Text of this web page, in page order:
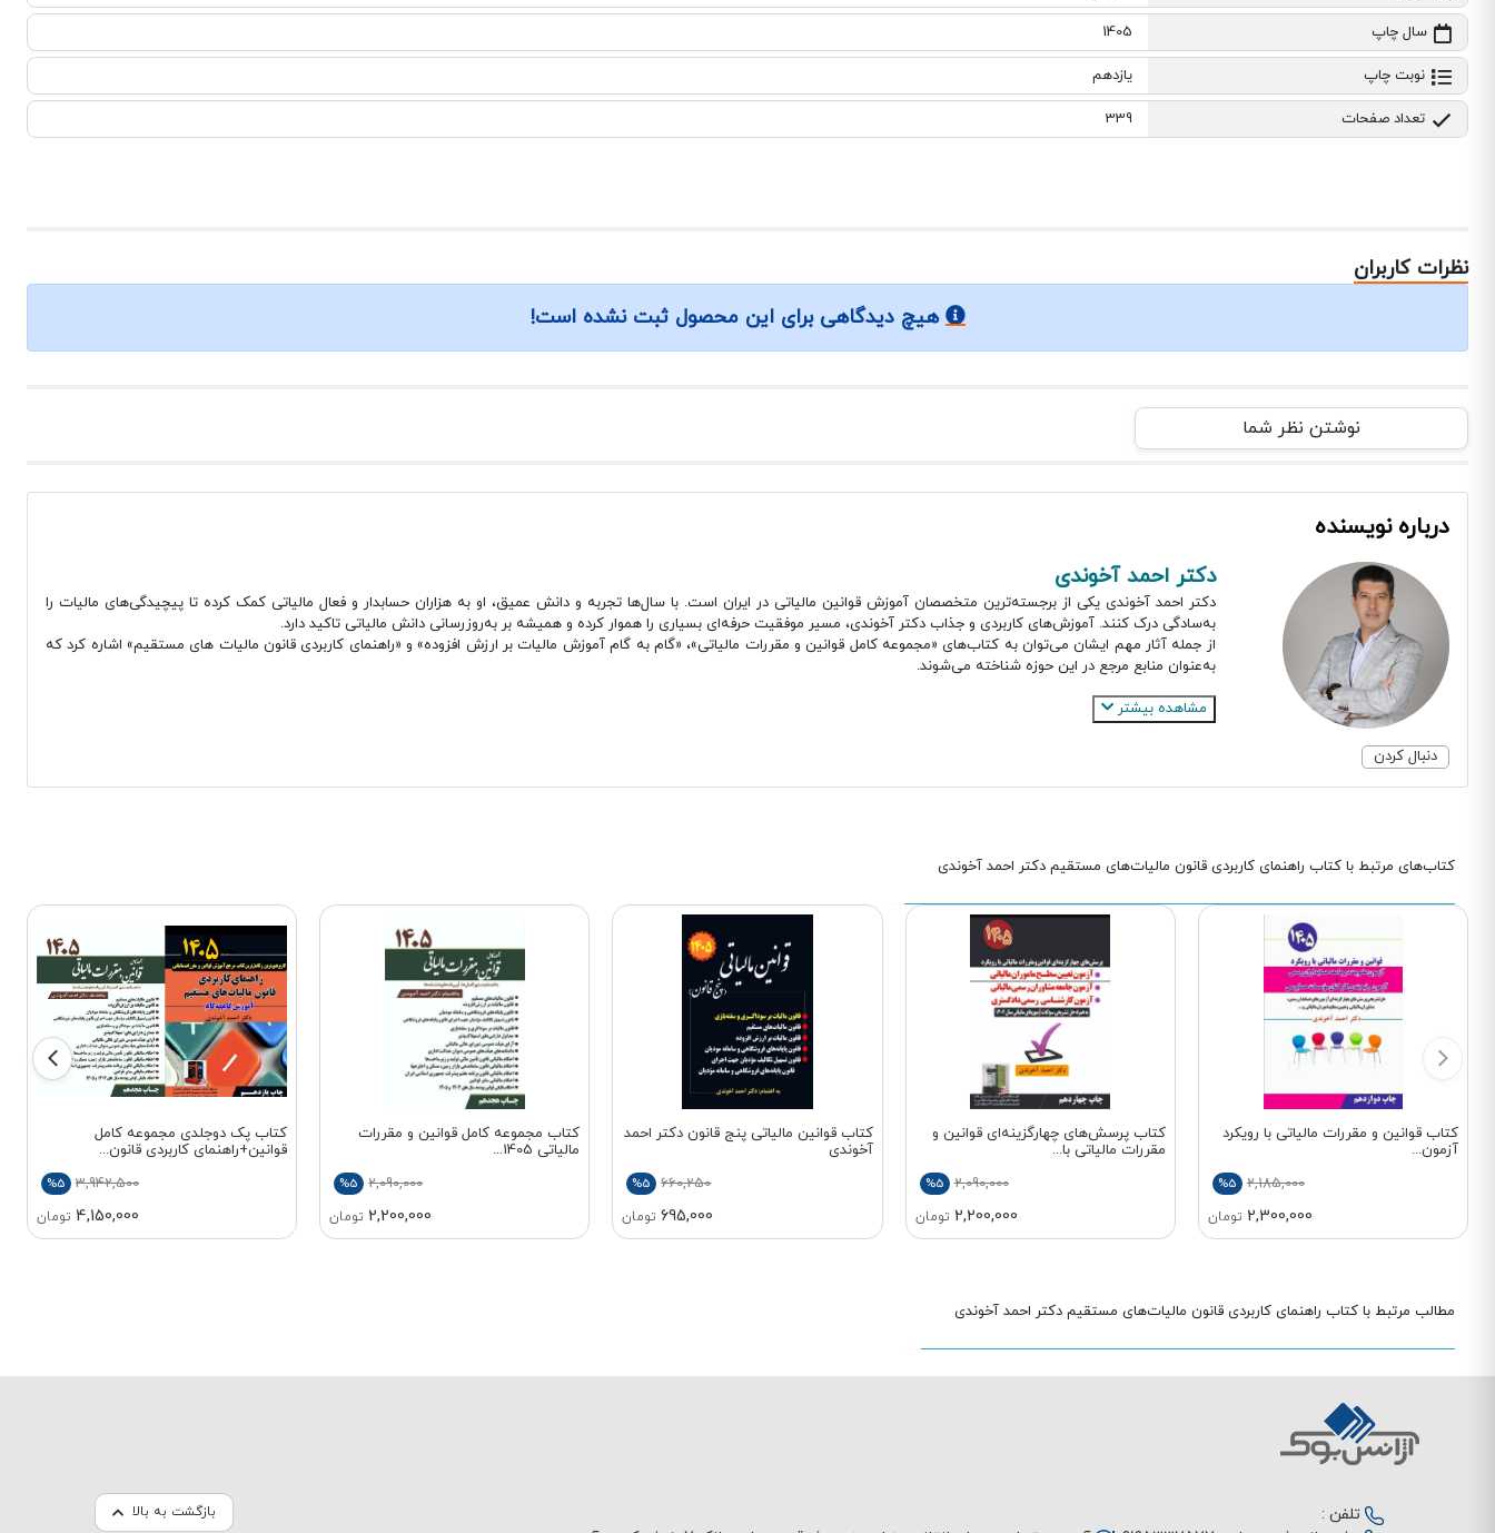
سال چاپ 1405
نوبت چاپ یازدهم
تعداد صفحات 339
نظرات کاربران
هیچ دیدگاهی برای این محصول ثبت نشده است!
نوشتن نظر شما
درباره نویسنده
دنبال کردن
دکتر احمد آخوندی
دکتر احمد آخوندی یکی از برجسته‌ترین متخصصان آموزش قوانین مالیاتی در ایران است. با سال‌ها تجربه و دانش عمیق، او به هزاران حسابدار و فعال مالیاتی کمک کرده تا پیچیدگی‌های مالیات را
به‌سادگی درک کنند. آموزش‌های کاربردی و جذاب دکتر آخوندی، مسیر موفقیت حرفه‌ای بسیاری را هموار کرده و همیشه بر به‌روزرسانی دانش مالیاتی تاکید دارد.
از جمله آثار مهم ایشان می‌توان به کتاب‌های «مجموعه کامل قوانین و مقررات مالیاتی»، «گام به گام آموزش مالیات بر ارزش افزوده» و «راهنمای کاربردی قانون مالیات های مستقیم» اشاره کرد که
به‌عنوان منابع مرجع در این حوزه شناخته می‌شوند.
مشاهده بیشتر
کتاب‌های مرتبط با کتاب راهنمای کاربردی قانون مالیات‌های مستقیم دکتر احمد آخوندی
کتاب قوانین و مقررات مالیاتی با رویکرد
آزمون...
2,185,000
%5
2,300,000 تومان
کتاب پرسش‌های چهارگزینه‌ای قوانین و
مقررات مالیاتی با...
2,090,000
%5
2,200,000 تومان
کتاب قوانین مالیاتی پنج قانون دکتر احمد
آخوندی
660,250
%5
695,000 تومان
کتاب مجموعه کامل قوانین و مقررات
مالیاتی 1405...
2,090,000
%5
2,200,000 تومان
کتاب پک دوجلدی مجموعه کامل
قوانین+راهنمای کاربردی قانون...
3,942,500
%5
4,150,000 تومان
مطالب مرتبط با کتاب راهنمای کاربردی قانون مالیات‌های مستقیم دکتر احمد آخوندی
بازگشت به بالا
تلفن :